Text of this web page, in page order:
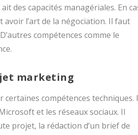
des capacités managériales. En
l’art de la négociation. Il faut
compétences comme le
marketing
compétences techniques.
et les réseaux sociaux. Il
projet, la rédaction d’un brief de